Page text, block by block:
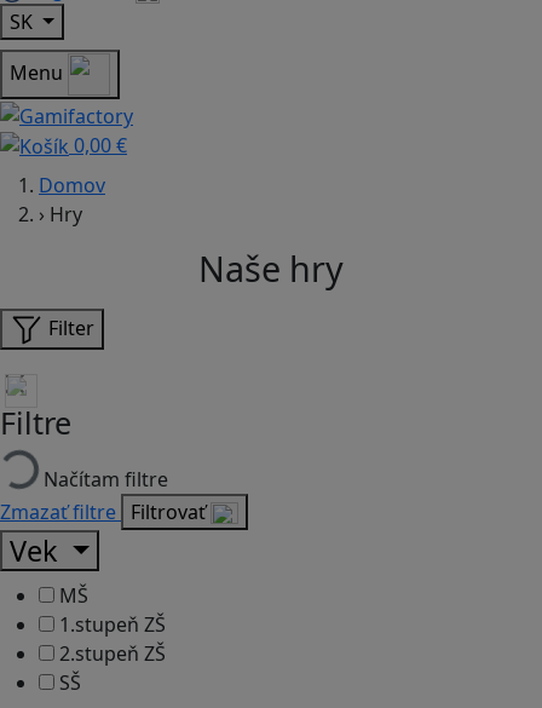
SK
Menu
0,00 €
Domov
› Hry
Naše hry
Filter
Filtre
Načítam filtre
Zmazať filtre Filtrovať
Vek
MŠ
1.stupeň ZŠ
2.stupeň ZŠ
SŠ